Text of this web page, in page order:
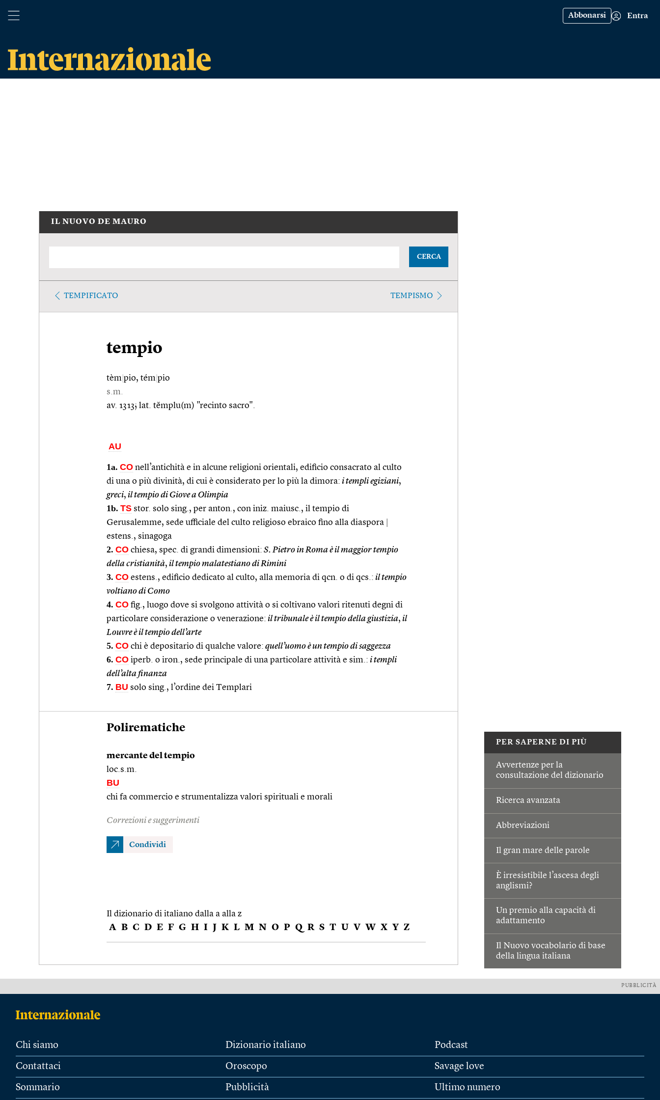
Abbonarsi Entra
PER SAPERNE DI PIÙ
Avvertenze per la
consultazione del dizionario
Ricerca avanzata
Abbreviazioni
Il gran mare delle parole
È irresistibile l’ascesa degli
anglismi?
Un premio alla capacità di
adattamento
Il Nuovo vocabolario di base
della lingua italiana
IL NUOVO DE MAURO
CERCA
TEMPIFICATO TEMPISMO
tempio
tèm pio, tém pio
s.m.
av. 1313; lat. tĕmplu(m) "recinto sacro".
AU
1a. CO nell’antichità e in alcune religioni orientali, edificio consacrato al culto
di una o più divinità, di cui è considerato per lo più la dimora: i templi egiziani,
greci, il tempio di Giove a Olimpia
1b. TS stor. solo sing., per anton., con iniz. maiusc., il tempio di
Gerusalemme, sede ufficiale del culto religioso ebraico fino alla diaspora
estens., sinagoga
2. CO chiesa, spec. di grandi dimensioni: S. Pietro in Roma è il maggior tempio
della cristianità, il tempio malatestiano di Rimini
3. CO estens., edificio dedicato al culto, alla memoria di qcn. o di qcs.: il tempio
voltiano di Como
4. CO fig., luogo dove si svolgono attività o si coltivano valori ritenuti degni di
particolare considerazione o venerazione: il tribunale è il tempio della giustizia, il
Louvre è il tempio dell’arte
5. CO chi è depositario di qualche valore: quell’uomo è un tempio di saggezza
6. CO iperb. o iron., sede principale di una particolare attività e sim.: i templi
dell’alta finanza
7. BU solo sing., l’ordine dei Templari
Polirematiche
mercante del tempio
loc.s.m.
BU
chi fa commercio e strumentalizza valori spirituali e morali
Correzioni e suggerimenti
Condividi
Il dizionario di italiano dalla a alla z
A B C D E F G H I J K L M N O P Q R S T U V W X Y Z
PUBBLICITÀ
Chi siamo
Contattaci
Sommario
Dizionario italiano
Oroscopo
Pubblicità
Podcast
Savage love
Ultimo numero